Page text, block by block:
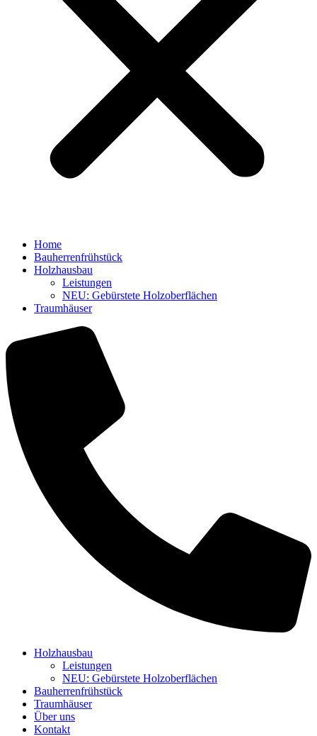
Home
Bauherrenfrühstück
Holzhausbau
Leistungen
NEU: Gebürstete Holzoberflächen
Traumhäuser
Holzhausbau
Leistungen
NEU: Gebürstete Holzoberflächen
Bauherrenfrühstück
Traumhäuser
Über uns
Kontakt